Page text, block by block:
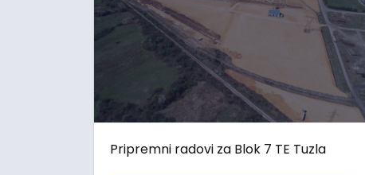
Pripremni radovi za Blok 7 TE Tuzla